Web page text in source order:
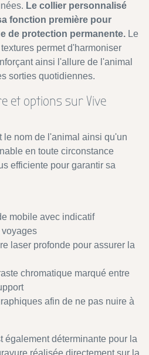
Le collier personnalisé
fonction première pour
de protection permanente. Le
permet d'harmoniser
ainsi l'allure de l'animal
sorties quotidiennes.
et options sur Vive
le nom de l'animal ainsi qu'un
en toute circonstance
efficiente pour garantir sa
mobile avec indicatif
voyages
laser profonde pour assurer la
chromatique marqué entre
afin de ne pas nuire à
également déterminante pour la